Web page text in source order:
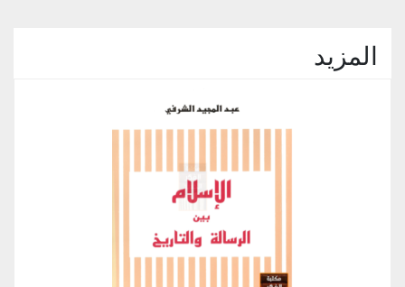
المزيد